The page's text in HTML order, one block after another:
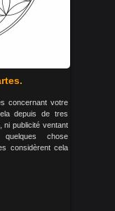
concernant votre
depuis de tres
ni publicité ventant
chose
considèrent cela